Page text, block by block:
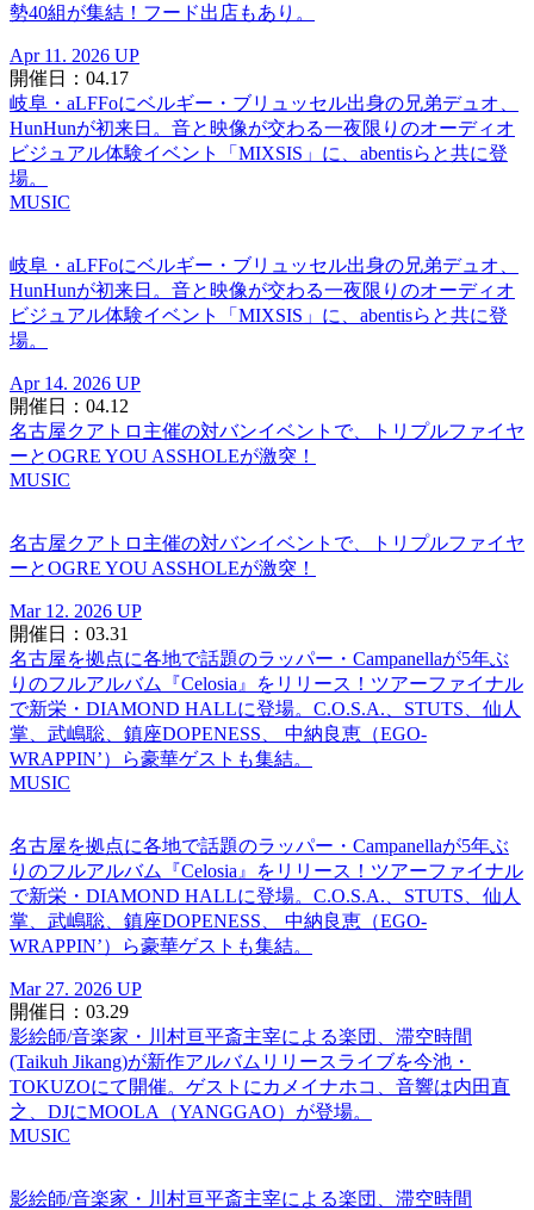
勢40組が集結！フード出店もあり。
Apr 11. 2026 UP
開催日：04.17
岐阜・aLFFoにベルギー・ブリュッセル出身の兄弟デュオ、
HunHunが初来日。音と映像が交わる一夜限りのオーディオ
ビジュアル体験イベント「MIXSIS」に、abentisらと共に登
場。
MUSIC
岐阜・aLFFoにベルギー・ブリュッセル出身の兄弟デュオ、
HunHunが初来日。音と映像が交わる一夜限りのオーディオ
ビジュアル体験イベント「MIXSIS」に、abentisらと共に登
場。
Apr 14. 2026 UP
開催日：04.12
名古屋クアトロ主催の対バンイベントで、トリプルファイヤ
ーとOGRE YOU ASSHOLEが激突！
MUSIC
名古屋クアトロ主催の対バンイベントで、トリプルファイヤ
ーとOGRE YOU ASSHOLEが激突！
Mar 12. 2026 UP
開催日：03.31
名古屋を拠点に各地で話題のラッパー・Campanellaが5年ぶ
りのフルアルバム『Celosia』をリリース！ツアーファイナル
で新栄・DIAMOND HALLに登場。C.O.S.A.、STUTS、仙人
掌、武嶋聡、鎮座DOPENESS、 中納良恵（EGO-
WRAPPIN’）ら豪華ゲストも集結。
MUSIC
名古屋を拠点に各地で話題のラッパー・Campanellaが5年ぶ
りのフルアルバム『Celosia』をリリース！ツアーファイナル
で新栄・DIAMOND HALLに登場。C.O.S.A.、STUTS、仙人
掌、武嶋聡、鎮座DOPENESS、 中納良恵（EGO-
WRAPPIN’）ら豪華ゲストも集結。
Mar 27. 2026 UP
開催日：03.29
影絵師/音楽家・川村亘平斎主宰による楽団、滞空時間
(Taikuh Jikang)が新作アルバムリリースライブを今池・
TOKUZOにて開催。ゲストにカメイナホコ、音響は内田直
之、DJにMOOLA（YANGGAO）が登場。
MUSIC
影絵師/音楽家・川村亘平斎主宰による楽団、滞空時間